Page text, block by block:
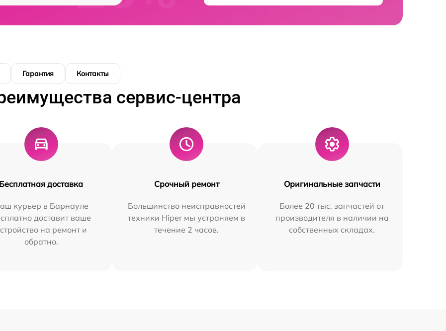
Гарантия Контакты
сервис-центра
Бесплатная доставка
курьер в Барнауле
доставит ваше
на ремонт и
обратно.
Срочный ремонт
Большинство неисправностей
техники Hiper мы устраняем в
течение 2 часов.
Оригинальные запчасти
Более 20 тыс. запчастей от
производителя в наличии на
собственных складах.